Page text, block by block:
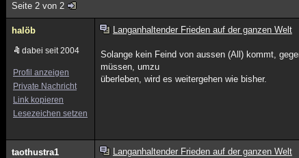
Seite 2 von 2
halöb
dabei seit 2004
Profil anzeigen
Private Nachricht
Link kopieren
Lesezeichen setzen
Langanhaltender Frieden auf der ganzen Welt
Solange kein Feind von aussen (All) kommt,
müssen, umzu
überleben, wird es weitergehen wie bisher.
taothustra1 Langanhaltender Frieden auf der ganzen Welt